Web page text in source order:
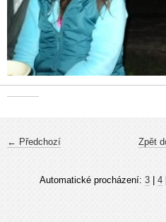
← Předchozí Zpět
Automatické procházení: 3 4